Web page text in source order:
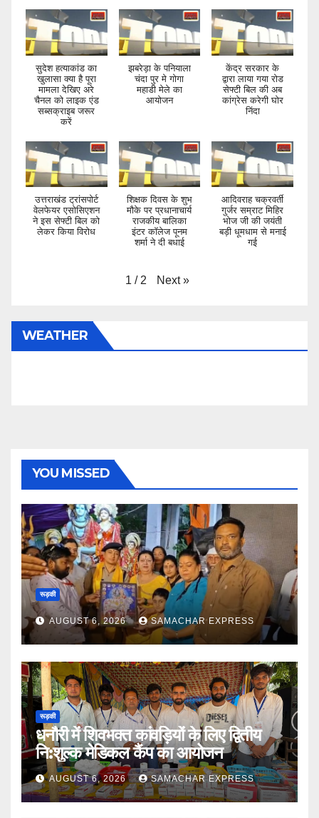
सुदेश हत्याकांड का
खुलासा क्या है पूरा
मामला देखिए अरे
चैनल को लाइक एंड
सब्सक्राइब जरूर
करें
झबरेड़ा के पनियाला
चंदा पुर मे गोगा
महाडी मेले का
आयोजन
केंद्र सरकार के
द्वारा लाया गया रोड
सेफ्टी बिल की अब
कांग्रेस करेगी घोर
निंदा
उत्तराखंड ट्रांसपोर्ट
वेलफेयर एसोसिएशन
ने इस सेफ्टी बिल को
लेकर किया विरोध
शिक्षक दिवस के शुभ
मौके पर प्रधानाचार्य
राजकीय बालिका
इंटर कॉलेज पूनम
शर्मा ने दी बधाई
आदिवराह चक्रवर्ती
गुर्जर सम्राट मिहिर
भोज जी की जयंती
बड़ी धूमधाम से मनाई
गई
1 / 2 Next »
WEATHER
YOU MISSED
रूड़की
AUGUST 6, 2026 SAMACHAR EXPRESS
रूड़की
धनौरी में शिवभक्त कांवड़ियों के लिए द्वितीय
नि:शुल्क मेडिकल कैंप का आयोजन
AUGUST 6, 2026 SAMACHAR EXPRESS